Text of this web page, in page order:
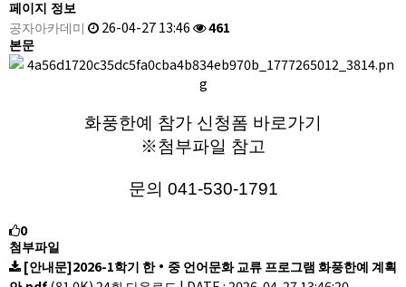
페이지 정보
공자아카데미 26-04-27 13:46 461
본문
화풍한예 참가 신청폼 바로가기
※첨부파일 참고
문의 041-530-1791
0
첨부파일
[안내문]2026-1학기 한·중 언어문화 교류 프로그램 화풍한예 계획